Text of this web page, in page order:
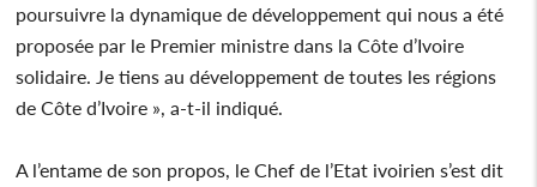
poursuivre la dynamique de développement qui nous a été
proposée par le Premier ministre dans la Côte d’Ivoire
solidaire. Je tiens au développement de toutes les régions
de Côte d’Ivoire », a-t-il indiqué.
A l’entame de son propos, le Chef de l’Etat ivoirien s’est dit